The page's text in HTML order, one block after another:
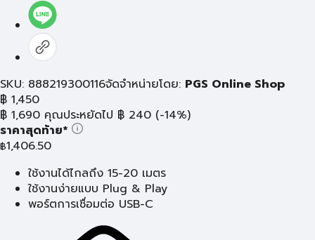
SKU: 888219300116จัดจำหน่ายโดย: PGS Online Shop
฿ 1,450
฿ 1,690 คุณประหยัดไป ฿ 240 (-14%)
ราคาสุดท้าย*
฿1,406.50
ใช้งานได้ไกลถึง 15-20 เมตร
ใช้งานง่ายแบบ Plug & Play
พอร์ตการเชื่อมต่อ USB-C